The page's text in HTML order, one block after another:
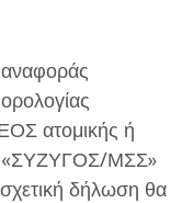
ατομικής ή
«ΣΥΖΥΓΟΣ/ΜΣΣ»
δήλωση θα